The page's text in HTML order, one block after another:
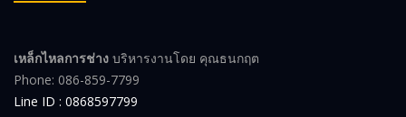
เหล็กไหลการช่าง บริหารงานโดย คุณธนกฤต
Phone: 086-859-7799
Line ID : 0868597799